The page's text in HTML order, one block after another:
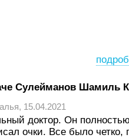
Сулейманов Шамиль
15.04.2021
доктор. Он
очки. Все было четко,